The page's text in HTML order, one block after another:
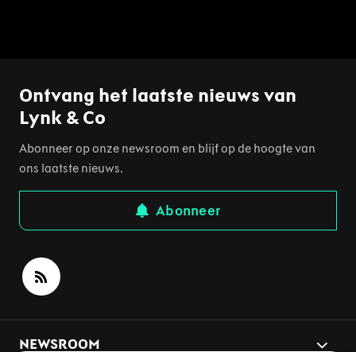
Ontvang het laatste nieuws van
Lynk & Co
Abonneer op onze newsroom en blijf op de hoogte van
ons laatste nieuws.
Abonneer
NEWSROOM